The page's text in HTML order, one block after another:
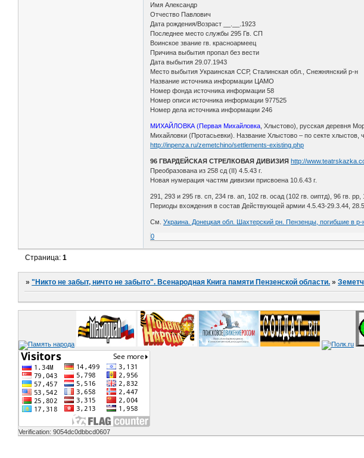
Имя Александр
Отчество Павлович
Дата рождения/Возраст __.__.1923
Последнее место службы 295 Гв. СП
Воинское звание гв. красноармеец
Причина выбытия пропал без вести
Дата выбытия 29.07.1943
Место выбытия Украинская ССР, Сталинская обл., Снежнянский р-н
Название источника информации ЦАМО
Номер фонда источника информации 58
Номер описи источника информации 977525
Номер дела источника информации 246
МИХАЙЛОВКА (Первая Михайловка , Хлыстово), русская деревня
Михайловки (Протасьевки). Название Хлыстово – по секте хлыстов,
http://inpenza.ru/zemetchino/settlements-existing.php
96 ГВАРДЕЙСКАЯ СТРЕЛКОВАЯ ДИВИЗИЯ http://
Преобразована из 258 сд (II) 4.5.43 г.
Новая нумерация частям дивизии присвоена 10.6.43 г.
291, 293 и 295 гв. сп, 234 гв. ап, 102 гв. осад (102 гв. оиптд), 96 гв.
Периоды вхождения в состав Действующей армии 4.5.43-29.3.44,
См.Украина. Донецкая обл. Шахтерский рн. Пензенцы, погибшие в р-
0
Страница:1
»"Никто не забыт, ничто не забыто". Всенародная Книга памяти Пензенской области. »
Verification: 9054dc0dbbcd0607